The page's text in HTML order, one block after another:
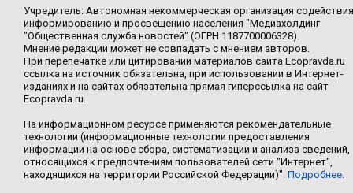
Учредитель: Автономная некоммерческая организация содействия
информированию и просвещению населения "Медиахолдинг
"Общественная служба новостей" (ОГРН 1187700006328).
Мнение редакции может не совпадать с мнением авторов.
При перепечатке или цитировании материалов сайта Ecopravda.ru
ссылка на источник обязательна, при использовании в Интернет-
изданиях и на сайтах обязательна прямая гиперссылка на сайт
Ecopravda.ru.
На информационном ресурсе применяются рекомендательные
технологии (информационные технологии предоставления
информации на основе сбора, систематизации и анализа сведений,
относящихся к предпочтениям пользователей сети "Интернет",
находящихся на территории Российской Федерации)". Подробнее